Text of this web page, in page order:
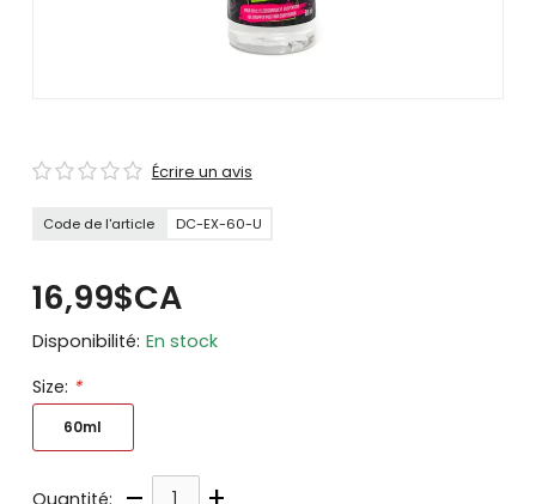
Écrire un avis
Code de l'article DC-EX-60-U
16,99$CA
Disponibilité: En stock
Size: *
60ml
Quantité: